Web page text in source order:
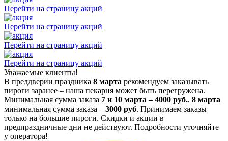
Перейти на страницу акций
Перейти на страницу акций
Перейти на страницу акций
Перейти на страницу акций
Уважаемые клиенты!
В преддверии праздника 8 марта рекомендуем заказывать
пироги заранее – наша пекарня может быть перегружена.
Минимальная сумма заказа 7 и 10 марта – 4000 руб., 8 марта
минимальная сумма заказа – 3000 руб. Принимаем заказы
только на большие пироги. Скидки и акции в
предпраздничные дни не действуют. Подробности уточняйте
у оператора!